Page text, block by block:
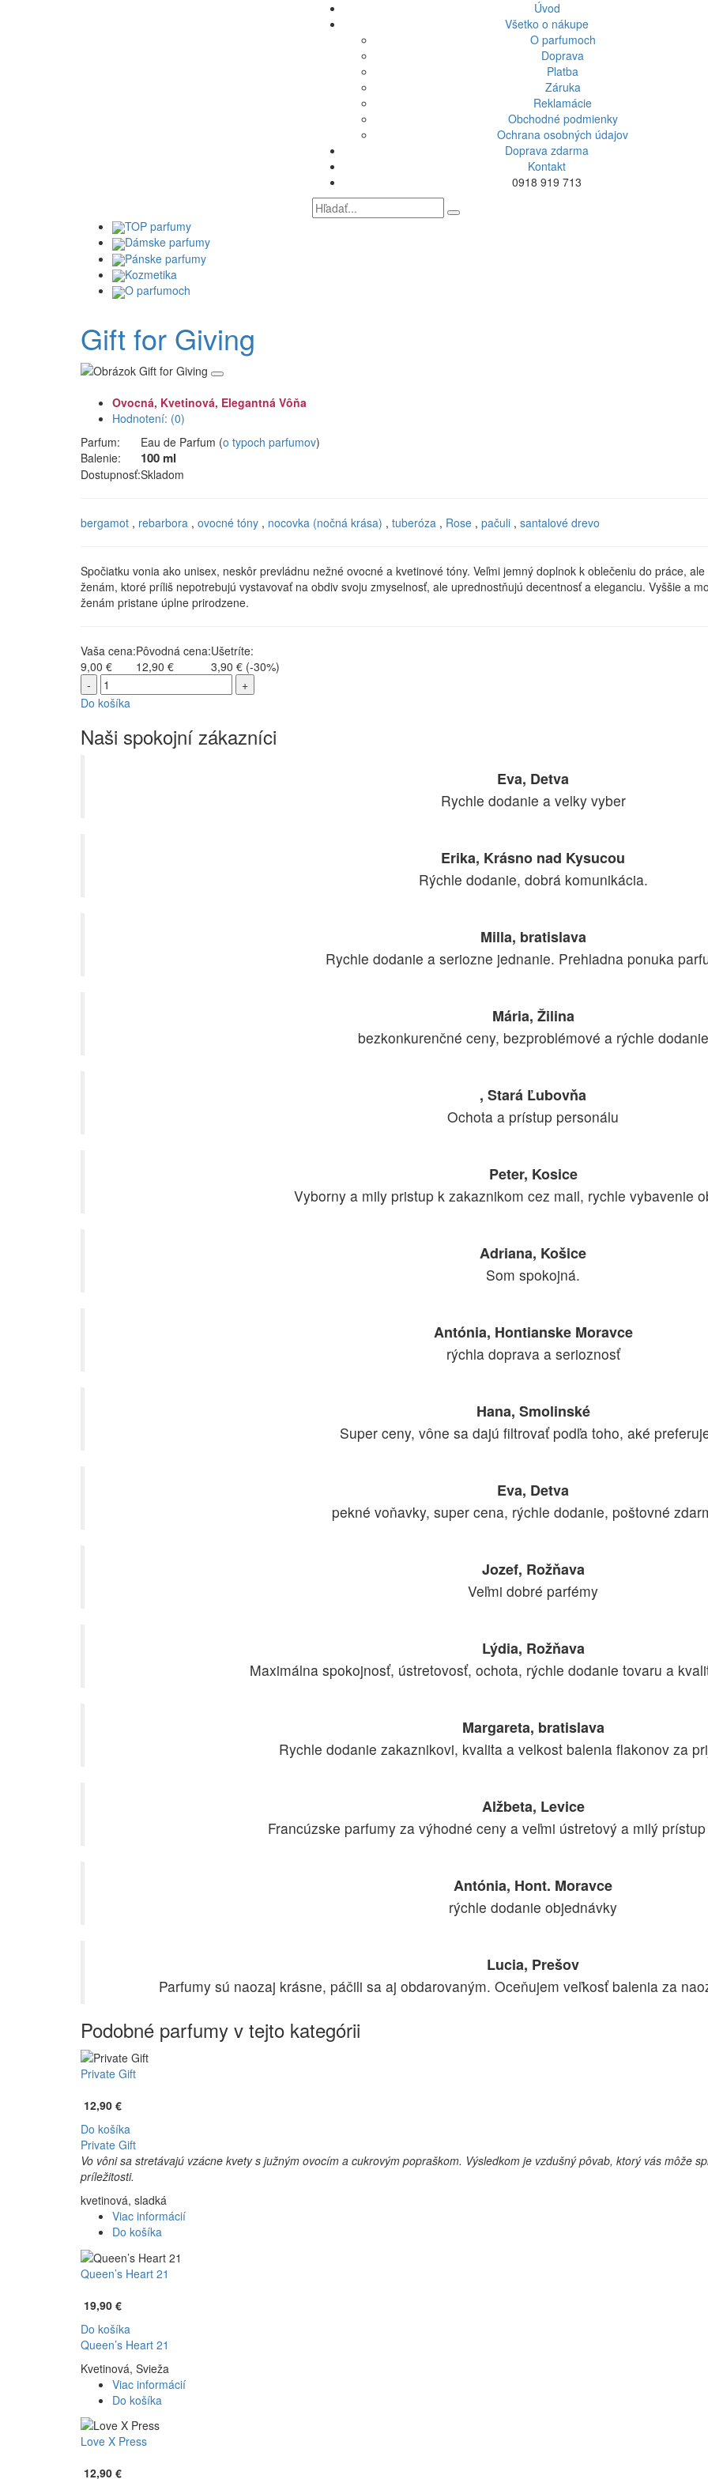
Úvod
Všetko o nákupe
O parfumoch
Doprava
Platba
Záruka
Reklamácie
Obchodné podmienky
Ochrana osobných údajov
Doprava zdarma
Kontakt
0918 919 713
TOP parfumy
Dámske parfumy
Pánske parfumy
Kozmetika
O parfumoch
Gift for Giving
Ovocná, Kvetinová, Elegantná Vôňa
Hodnotení: (0)
Parfum:
Eau de Parfum (o typoch parfumov)
Balenie:
100 ml
Dostupnosť:Skladom
bergamot , rebarbora , ovocné tóny , nocovka (nočná krása) , tuberóza , Rose , pačuli , santalové drevo
Spočiatku vonia ako unisex, neskôr prevládnu nežné ovocné a kvetinové tóny. Veľmi jemný doplnok k oblečeniu do práce,
ženám, ktoré príliš nepotrebujú vystavovať na obdiv svoju zmyselnosť, ale uprednostňujú decentnosť a eleganciu. Vyššie a
ženám pristane úplne prirodzene.
Vaša cena:
9,00 €
Pôvodná cena:
12,90 €
Ušetríte:
3,90 € (-30%)
-
+
Do košíka
Naši spokojní zákazníci
Eva, Detva
Rychle dodanie a velky vyber
Erika, Krásno nad Kysucou
Rýchle dodanie, dobrá komunikácia.
Milla, bratislava
Rychle dodanie a seriozne jednanie. Prehladna ponuka
Mária, Žilina
bezkonkurenčné ceny, bezproblémové a rýchle dodanie
, Stará Ľubovňa
Ochota a prístup personálu
Peter, Kosice
Vyborny a mily pristup k zakaznikom cez mail, rychle vybavenie
Adriana, Košice
Som spokojná.
Antónia, Hontianske Moravce
rýchla doprava a serioznosť
Hana, Smolinské
Super ceny, vône sa dajú filtrovať podľa toho, aké
Eva, Detva
pekné voňavky, super cena, rýchle dodanie, poštovné
Jozef, Rožňava
Veľmi dobré parfémy
Lýdia, Rožňava
Maximálna spokojnosť, ústretovosť, ochota, rýchle dodanie tovaru a
Margareta, bratislava
Rychle dodanie zakaznikovi, kvalita a velkost balenia flakonov za
Alžbeta, Levice
Francúzske parfumy za výhodné ceny a veľmi ústretový a milý
Antónia, Hont. Moravce
rýchle dodanie objednávky
Lucia, Prešov
Parfumy sú naozaj krásne, páčili sa aj obdarovaným. Oceňujem veľkosť balenia za
Podobné parfumy v tejto kategórii
Private Gift
12,90 €
Do košíka
Private Gift
Vo vôni sa stretávajú vzácne kvety s južným ovocím a cukrovým popraškom. Výsledkom je vzdušný pôvab, ktorý vás môže
príležitosti.
kvetinová, sladká
Viac informácií
Do košíka
Queen’s Heart 21
19,90 €
Do košíka
Queen’s Heart 21
Kvetinová, Svieža
Viac informácií
Do košíka
Love X Press
12,90 €